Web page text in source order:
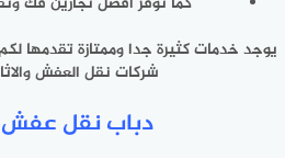
يوجد خدمات كثيرة جدا وممتازة
شركات نقل العفش
دباب نقل عفش